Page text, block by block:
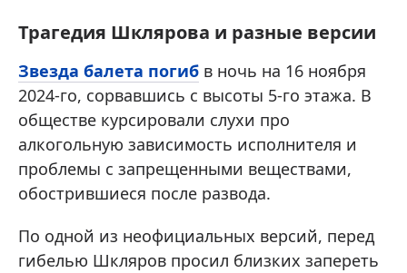
Трагедия Шклярова и разные версии
Звезда балета погиб в ночь на 16 ноября
2024-го, сорвавшись с высоты 5-го этажа. В
обществе курсировали слухи про
алкогольную зависимость исполнителя и
проблемы с запрещенными веществами,
обострившиеся после развода.
По одной из неофициальных версий, перед
гибелью Шкляров просил близких запереть